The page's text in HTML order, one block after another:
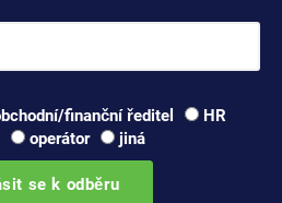
finanční ředitel
HR
operátor jiná
se k odběru